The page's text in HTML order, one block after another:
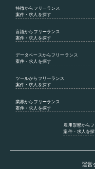
特徴からフリーランス
案件・求人を探す
言語からフリーランス
案件・求人を探す
データベース からフリーランス
案件・求人を探す
ツールからフリーランス
案件・求人を探す
業界からフリーランス
案件・求人を探す
雇用形態から
案件・求人を
運営